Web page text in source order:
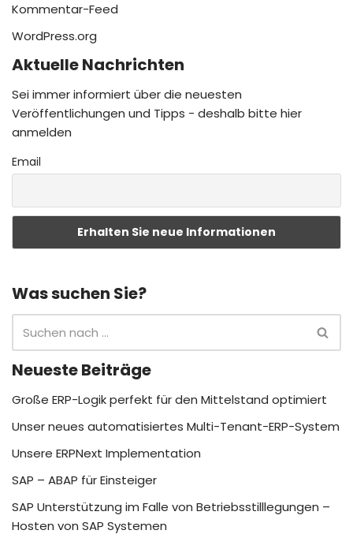
Kommentar-Feed
WordPress.org
Aktuelle Nachrichten
Sei immer informiert über die neuesten
Veröffentlichungen und Tipps - deshalb bitte hier
anmelden
Email
Was suchen Sie?
Neueste Beiträge
Große ERP-Logik perfekt für den Mittelstand optimiert
Unser neues automatisiertes Multi-Tenant-ERP-System
Unsere ERPNext Implementation
SAP – ABAP für Einsteiger
SAP Unterstützung im Falle von Betriebsstilllegungen –
Hosten von SAP Systemen